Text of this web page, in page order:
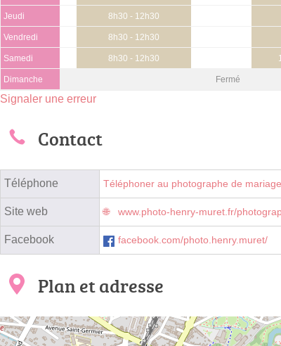
Jeudi 8h30 - 12h30
Vendredi 8h30 - 12h30
Samedi 8h30 - 12h30
Dimanche Fermé
Signaler une erreur
Contact
Téléphone Téléphoner au photographe de mariage
Site web www.photo-henry-muret.fr/
Facebook facebook.com/photo.henry.muret/
Plan et adresse